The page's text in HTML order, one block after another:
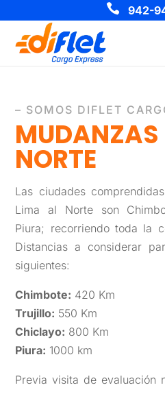
 942-
– SOMOS DIFLET
MUDANZAS
NORTE
Las ciudades
Lima al Norte son
Piura; recorriendo toda la
Distancias a considerar
siguientes:
Chimbote: 420 Km
Trujillo: 550 Km
Chiclayo: 800 Km
Piura: 1000 km
Previa visita de evaluación